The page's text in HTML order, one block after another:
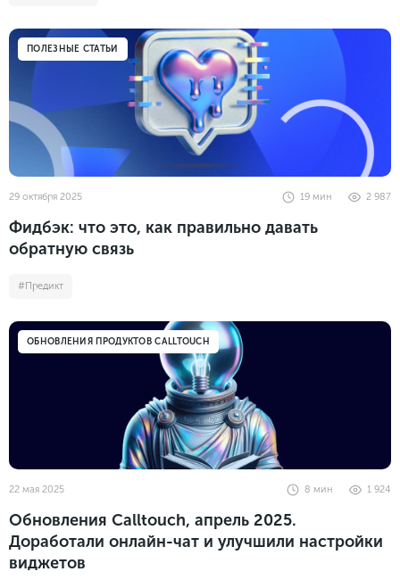
ПОЛЕЗНЫЕ СТАТЬИ
29 октября 2025 2 987
19 мин
Фидбэк: что это, как правильно давать
обратную связь
#Предикт
ОБНОВЛЕНИЯ ПРОДУКТОВ CALLTOUCH
22 мая 2025 1 924
8 мин
Обновления Calltouch, апрель 2025.
Доработали онлайн-чат и улучшили настройки
виджетов